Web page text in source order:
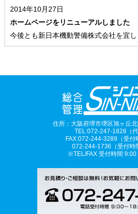
2014年10月27日
ホームページをリニューアルしました
今後とも新日本機動警備株式会社を宜し
住所：大阪府堺市堺区旭ヶ丘
TEL:072-247-1828（代
FAX:072-244-3289（受付
072-244-1736（受付時
※TEL/FAX 受付時間 9:00